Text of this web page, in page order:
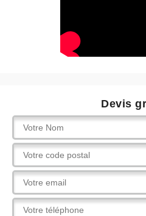
Devis